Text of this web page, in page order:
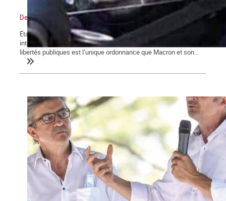
De l’état d’urgence sanitaire à l’État policier
État d’urgence, confinements, couvre-feu, attestations de sorties,
interdictions de rassemblements, la restriction des droits et
libertés publiques est l’unique ordonnance que Macron et son...